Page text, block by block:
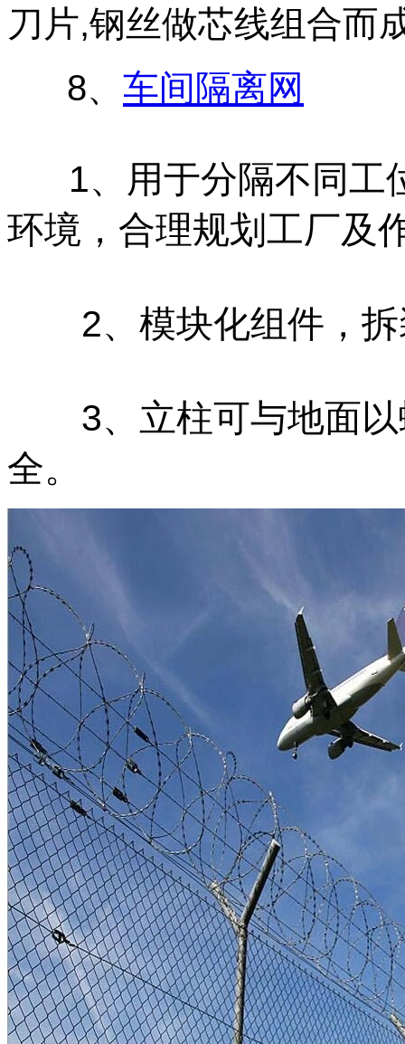
刀片,钢丝做芯线组合而
8、 车间隔离网
1、用于分隔不同工
环境，合理规划工厂及
2、模块化组件，拆
3、立柱可与地面以
全。